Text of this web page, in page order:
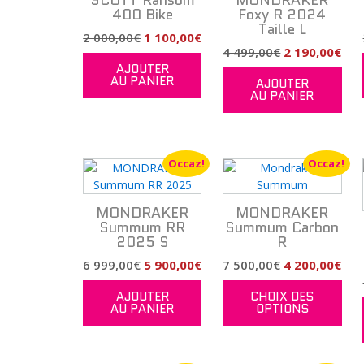
la
400 Bike
2 000,00€ Le
prix
initial
était :
1 100,00€Le
prix
actuel
AJOUTER
AU PANIER
Foxy R 2024
Taille L
4 499,00€ Le
prix
initial
était :
2 190,00€Le
prix
AJOUTER
AU PANIER
Occaz!
MONDRAKER
Summum RR
2025 S
6 999,00€ Le
prix
initial
était :
5 900,00€Le
prix
AJOUTER
AU PANIER
Occaz!
MONDRAKER
Summum Carbon
R
7 500,00€ Le
prix
initial
était :
4 200,00€Le
prix
CHOIX DES
OPTIONS
Ce